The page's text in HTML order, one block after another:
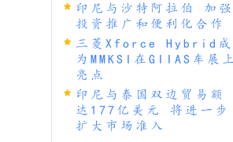
印尼与沙特阿拉伯 加强
投资推广和便利化合作
三菱Xforce Hybrid成
为MMKSI在GIIAS车展上
亮点
印尼与泰国双边贸易额
达177亿美元 将进一步
扩大市场准入